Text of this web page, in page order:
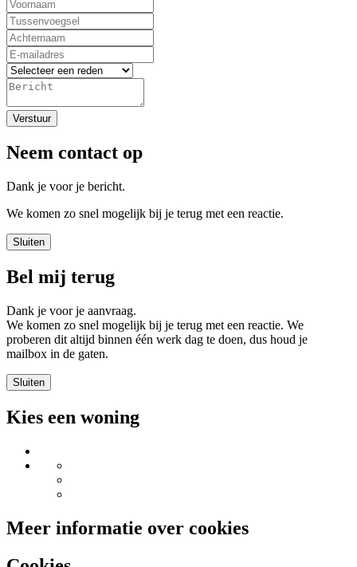
Verstuur
Neem contact op
Dank je voor je bericht.
We komen zo snel mogelijk bij je terug met een reactie.
Sluiten
Bel mij terug
Dank je voor je aanvraag.
We komen zo snel mogelijk bij je terug met een reactie. We
proberen dit altijd binnen één werk dag te doen, dus houd je
mailbox in de gaten.
Sluiten
Kies een woning
Meer informatie over cookies